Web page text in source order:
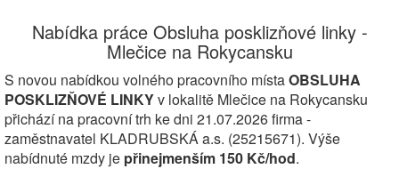
Nabídka práce Obsluha posklizňové linky -
Mlečice na Rokycansku
S novou nabídkou volného pracovního místaOBSLUHA
POSKLIZŇOVÉ LINKYv lokalitě Mlečice na Rokycansku
přichází na pracovní trh ke dni 21.07.2026 firma -
zaměstnavatel KLADRUBSKÁ a.s. (25215671). Výše
nabídnuté mzdy je přinejmenším 150 Kč/hod.